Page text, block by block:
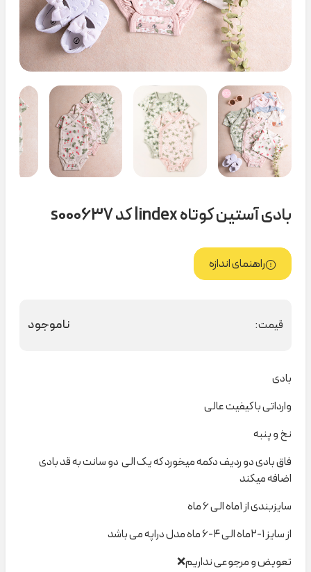
بادی آستین کوتاه lindex کد s000637
راهنمای اندازه
قیمت: ناموجود
بادی
وارداتی با کیفیت عالی
نخ و پنبه
فاق بادی دو ردیف دکمه میخورد که یک الی دو سانت به قد بادی
اضافه میکند
سایزبندی از ۱ماه الی ۶ ماه
از سایز ۱-۲ماه الی ۴-۶ ماه مدل دراپه می باشد
تعویض و مرجوعی نداریم❌